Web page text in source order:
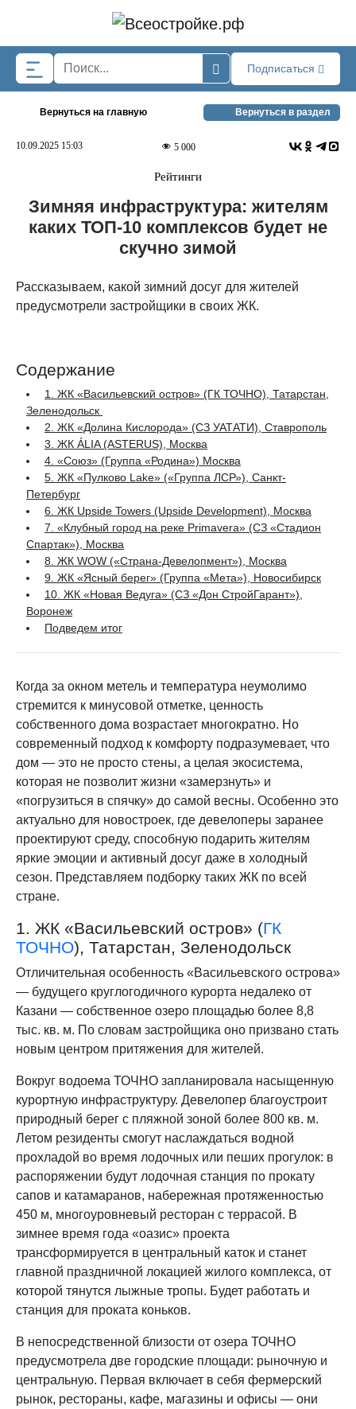
Подписаться
Вернуться на главную Вернуться в раздел
10.09.2025 15:03 5 000
Рейтинги
Зимняя инфраструктура: жителям
каких ТОП-10 комплексов будет не
скучно зимой
Рассказываем, какой зимний досуг для жителей
предусмотрели застройщики в своих ЖК.
Содержание
1. ЖК «Васильевский остров» (ГК ТОЧНО), Татарстан,
Зеленодольск
2. ЖК «Долина Кислорода» (СЗ УАТАТИ), Ставрополь
3. ЖК ÁLIA (ASTERUS), Москва
4. «Союз» (Группа «Родина») Москва
5. ЖК «Пулково Lake» («Группа ЛСР»), Санкт-
Петербург
6. ЖК Upside Towers (Upside Development), Москва
7. «Клубный город на реке Primavera» (СЗ «Стадион
Спартак»), Москва
8. ЖК WOW («Страна-Девелопмент»), Москва
9. ЖК «Ясный берег» (Группа «Мета»), Новосибирск
10. ЖК «Новая Ведуга» (СЗ «Дон СтройГарант»),
Воронеж
Подведем итог
Когда за окном метель и температура неумолимо
стремится к минусовой отметке, ценность
собственного дома возрастает многократно. Но
современный подход к комфорту подразумевает, что
дом — это не просто стены, а целая экосистема,
которая не позволит жизни «замерзнуть» и
«погрузиться в спячку» до самой весны. Особенно это
актуально для новостроек, где девелоперы заранее
проектируют среду, способную подарить жителям
яркие эмоции и активный досуг даже в холодный
сезон. Представляем подборку таких ЖК по всей
стране.
1. ЖК «Васильевский остров» (ГК
ТОЧНО), Татарстан, Зеленодольск
Отличительная особенность «Васильевского острова»
— будущего круглогодичного курорта недалеко от
Казани — собственное озеро площадью более 8,8
тыс. кв. м. По словам застройщика оно призвано стать
новым центром притяжения для жителей.
Вокруг водоема ТОЧНО запланировала насыщенную
курортную инфраструктуру. Девелопер благоустроит
природный берег с пляжной зоной более 800 кв. м.
Летом резиденты смогут наслаждаться водной
прохладой во время лодочных или пеших прогулок: в
распоряжении будут лодочная станция по прокату
сапов и катамаранов, набережная протяженностью
450 м, многоуровневый ресторан с террасой. В
зимнее время года «оазис» проекта
трансформируется в центральный каток и станет
главной праздничной локацией жилого комплекса, от
которой тянутся лыжные тропы. Будет работать и
станция для проката коньков.
В непосредственной близости от озера ТОЧНО
предусмотрела две городские площади: рыночную и
центральную. Первая включает в себя фермерский
рынок, рестораны, кафе, магазины и офисы — они